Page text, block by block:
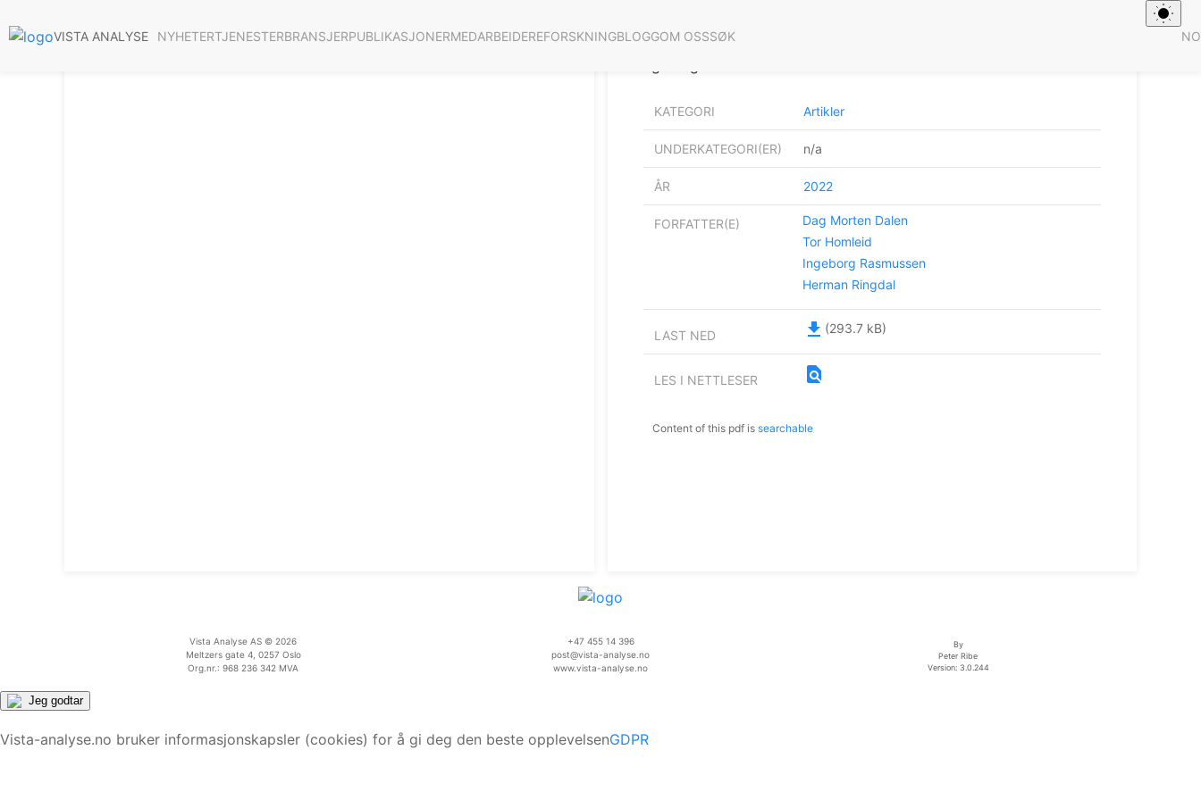
VISTA ANALYSE NYHETERTJENESTERBRANSJERPUBLIKASJONERMEDARBEIDEREFORSKNINGBLOGGOM OSSSØK NO
Tilleggsnotat: Kollektivtransport i Innlandet: Anbud eller drift i
KATEGORI Artikler
UNDERKATEGORI(ER) n/a
ÅR 2022
FORFATTER(E)
Dag Morten Dalen
Tor Homleid
Ingeborg Rasmussen
Herman Ringdal
LAST NED file_download (293.7 kB)
LES I NETTLESER find_in_page
Content of this pdf is searchable
Vista Analyse AS © 2026
Meltzers gate 4, 0257 Oslo
Org.nr.: 968 236 342 MVA
+47 455 14 396
post@vista-analyse.no
www.vista-analyse.no
By
Peter Ribe
Version: 3.0.244
Jeg godtar
Vista-analyse.no bruker informasjonskapsler (cookies) for å gi deg den beste opplevelsenGDPR